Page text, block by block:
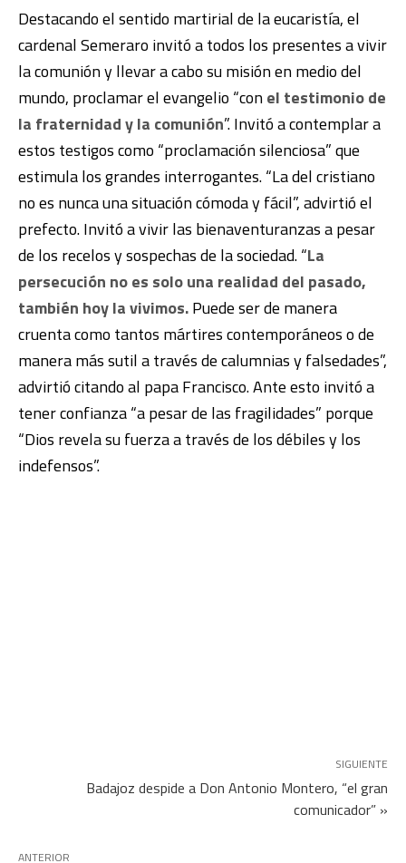
Destacando el sentido martirial de la eucaristía, el
cardenal Semeraro invitó a todos los presentes a vivir
la comunión y llevar a cabo su misión en medio del
mundo, proclamar el evangelio “conel testimonio de
la fraternidad y la comunión”. Invitó a contemplar a
estos testigos como “proclamación silenciosa” que
estimula los grandes interrogantes. “La del cristiano
no es nunca una situación cómoda y fácil”, advirtió el
prefecto. Invitó a vivir las bienaventuranzas a pesar
de los recelos y sospechas de la sociedad. “La
persecución no es solo una realidad del pasado,
también hoy la vivimos.Puede ser de manera
cruenta como tantos mártires contemporáneos o de
manera más sutil a través de calumnias y falsedades”,
advirtió citando al papa Francisco. Ante esto invitó a
tener confianza “a pesar de las fragilidades” porque
“Dios revela su fuerza a través de los débiles y los
indefensos”.
SIGUIENTE
Badajoz despide a Don Antonio Montero, “el gran
comunicador” »
ANTERIOR